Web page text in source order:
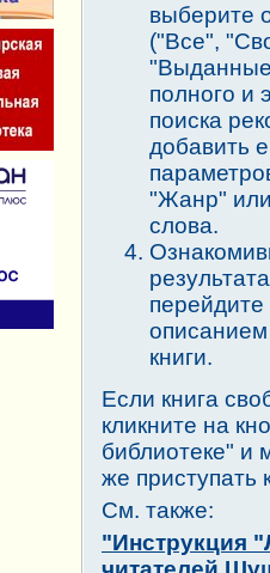
выберите
("Все",
полного и
поиска
добавить
"Жанр"
слова.
книги.
Если книга
кликните на
библиотеке" и
же приступать
См. также:
"Инструкция